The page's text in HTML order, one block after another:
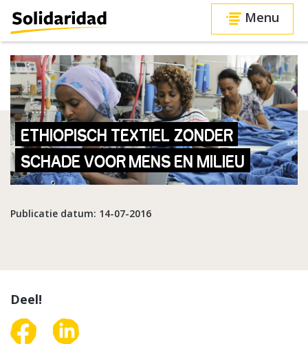
Menu
ETHIOPISCH TEXTIEL ZONDER
SCHADE VOOR MENS EN MILIEU
Publicatie datum: 14-07-2016
Deel!